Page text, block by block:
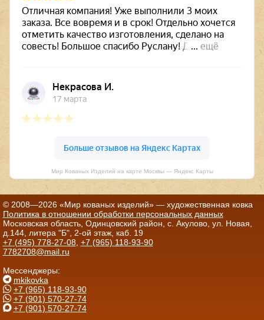
Мир Кованых Изделий на карте Москвы — Яндекс Карты
© 2008—2026 «Мир кованых изделий» — художественная ковка
Политика в отношении обработки персональных данных
Московская область, Одинцовский район, с. Акулово, ул. Новая,
д.144, литера "Б", 2-ой этаж, каб. 19
+7 (495) 778-27-08, +7 (965) 118-93-90
7782708@mail.ru
Мессенджеры:
mkikovka
+7 (965) 118-93-90
+7 (901) 570-27-74
+7 (901) 570-27-74